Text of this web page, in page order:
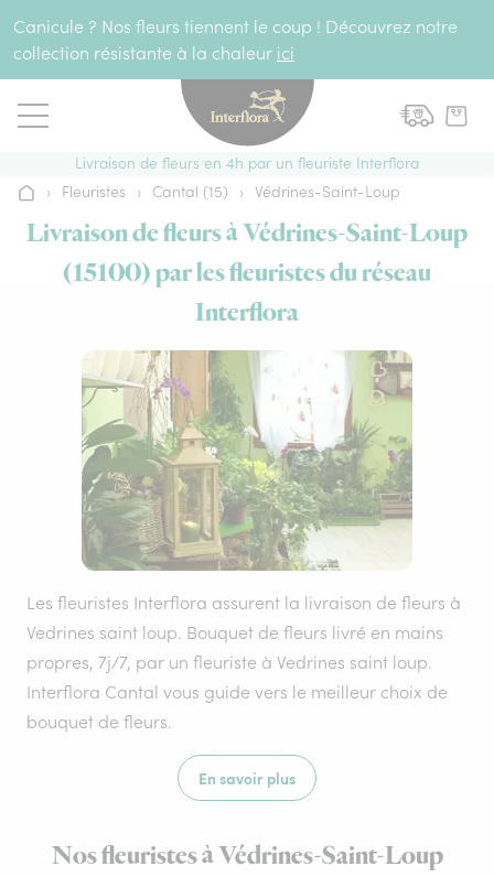
Canicule ? Nos fleurs tiennent le coup ! Découvrez notre
collection résistante à la chaleur ici
Livraison de fleurs en 4h par un fleuriste Interflora
Accueil
› Fleuristes › Cantal (15) › Védrines-Saint-Loup
Livraison de fleurs à Védrines-Saint-Loup
(15100) par les fleuristes du réseau
Interflora
Les fleuristes Interflora assurent la livraison de fleurs à
Vedrines saint loup. Bouquet de fleurs livré en mains
propres, 7j/7, par un fleuriste à Vedrines saint loup.
Interflora Cantal vous guide vers le meilleur choix de
bouquet de fleurs.
En savoir plus
Nos fleuristes à Védrines-Saint-Loup